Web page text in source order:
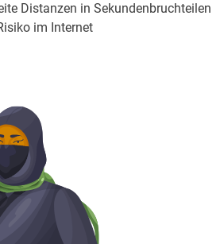
Distanzen in Sekundenbruchteilen
im Internet